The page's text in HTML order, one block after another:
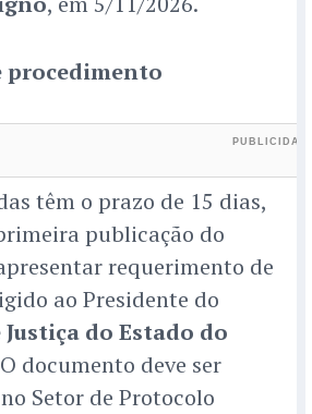
procedimento
têm o prazo de 15 dias,
publicação do
requerimento de
ao Presidente do
do Estado do
documento deve ser
Setor de Protocolo